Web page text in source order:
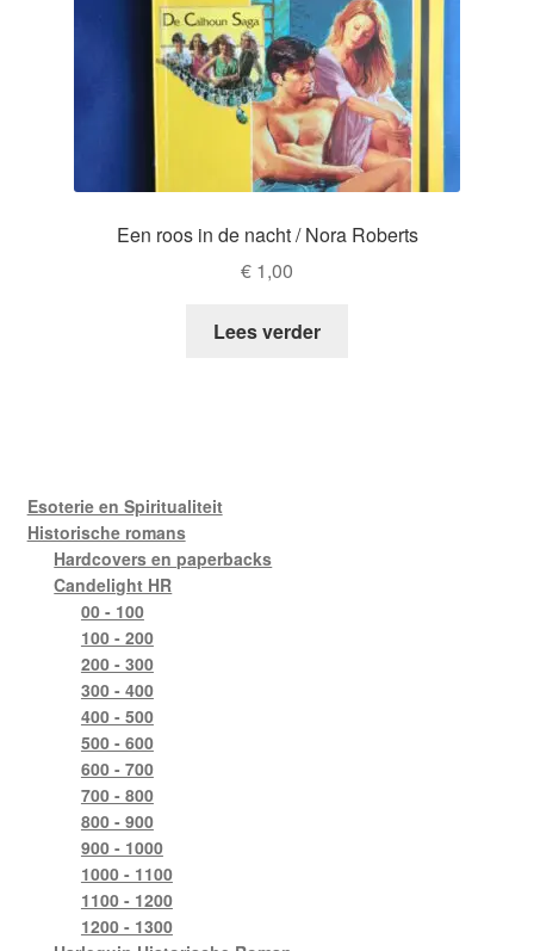
Een roos in de nacht / Nora Roberts
€ 1,00
Lees verder
Esoterie en Spiritualiteit
Historische romans
Hardcovers en paperbacks
Candelight HR
00 - 100
100 - 200
200 - 300
300 - 400
400 - 500
500 - 600
600 - 700
700 - 800
800 - 900
900 - 1000
1000 - 1100
1100 - 1200
1200 - 1300